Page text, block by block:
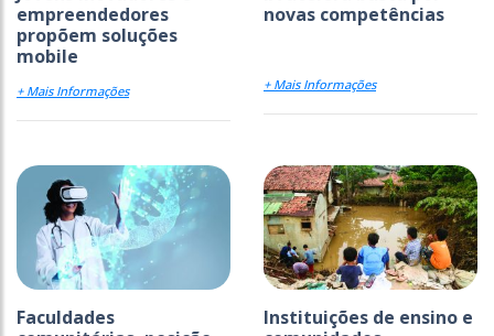
empreendedores
propõem soluções
mobile
+ Mais Informações
novas competências
+ Mais Informações
Faculdades
Instituições de ensino e